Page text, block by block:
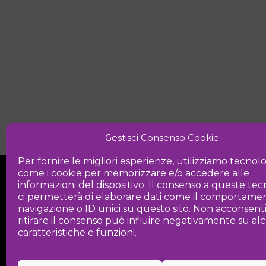
Gestisci Consenso Cookie
Per fornire le migliori esperienze, utilizziamo
come i cookie per memorizzare e/o accedere alle
informazioni del dispositivo. Il consenso a queste
ci permetterà di elaborare dati come il
navigazione o ID unici su questo sito. Non
ritirare il consenso può influire negativamente su
caratteristiche e funzioni.
Iniziativa